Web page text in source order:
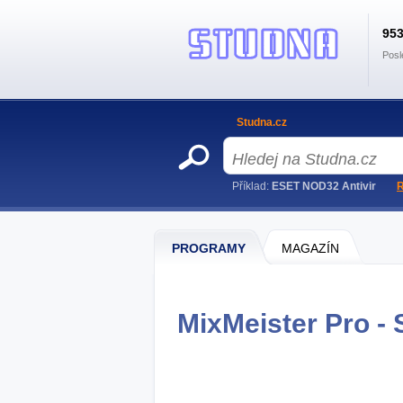
PROGRAMY MAGAZÍN
MixMeister Pro -
Studna.cz
Příklad: ESET NOD32 Antivir